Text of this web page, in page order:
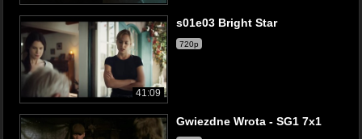
41:09
s01e03 Bright Star
720p
Gwiezdne Wrota - SG1 7x1